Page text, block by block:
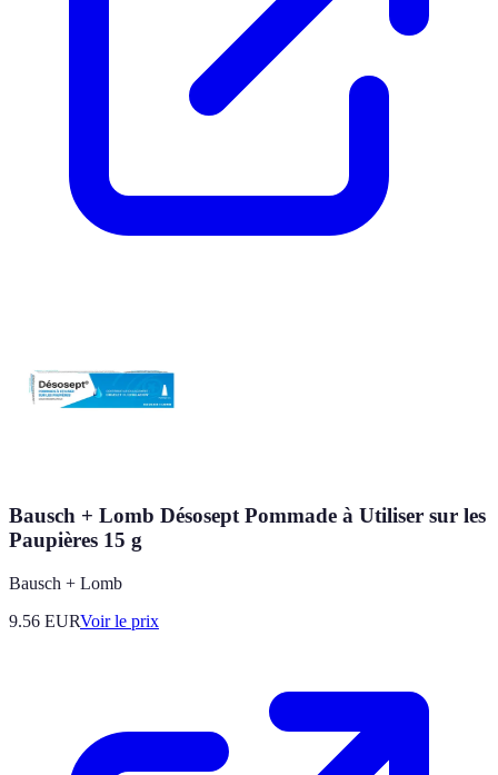
Bausch + Lomb Désosept Pommade à Utiliser sur les
Paupières 15 g
Bausch + Lomb
9.56 EURVoir le prix